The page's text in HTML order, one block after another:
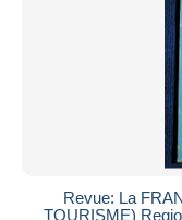
Revue: La
TOURISME)